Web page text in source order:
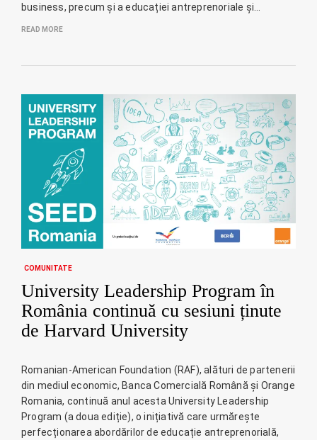
business, precum și a educației antreprenoriale și…
READ MORE
COMUNITATE
University Leadership Program în
România continuă cu sesiuni ținute
de Harvard University
Romanian-American Foundation (RAF), alături de partenerii
din mediul economic, Banca Comercială Română și Orange
Romania, continuă anul acesta University Leadership
Program (a doua ediție), o inițiativă care urmărește
perfecționarea abordărilor de educație antreprenorială,